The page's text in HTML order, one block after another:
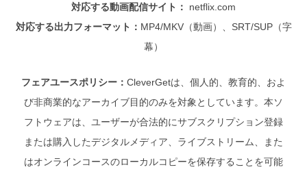
対応する動画配信サイト：
netflix.com
対応する出力フォーマット： MP4/MKV（動画）、SRT/SUP（字
幕）
フェアユースポリシー： CleverGetは、個人的、教育的、およ
び非商業的なアーカイブ目的のみを対象としています。本ソ
フトウェアは、ユーザーが合法的にサブスクリプション登録
または購入したデジタルメディア、ライブストリーム、また
はオンラインコースのローカルコピーを保存することを可能